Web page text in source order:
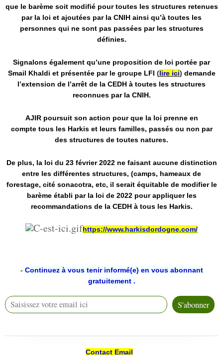
que le barème soit modifié pour toutes les structures retenues
par la loi et ajoutées par la CNIH ainsi qu’à toutes les
personnes qui ne sont pas passées par les structures
définies.
Signalons également qu’une proposition de loi portée par
Smail Khaldi et présentée par le groupe LFI (lire ici) demande
l’extension de l’arrêt de la CEDH à toutes les structures
reconnues par la CNIH.
AJIR poursuit son action pour que la loi prenne en
compte tous les Harkis et leurs familles, passés ou non par
des structures de toutes natures.
De plus, la loi du 23 février 2022 ne faisant aucune distinction
entre les différentes structures, (camps, hameaux de
forestage, cité sonacotra, etc, il serait équitable de modifier le
barème établi par la loi de 2022 pourappliquer les
recommandations de la CEDH à tous les Harkis.
https://www.harkisdordogne.com/
- Continuez à vous tenir informé(e) en vous abonnant
gratuitement .
Contact Email